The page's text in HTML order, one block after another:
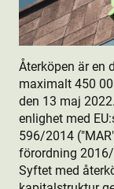
Återköpen är en
maximalt 450
den 13 maj
enlighet med
596/2014
förordning
Syftet med